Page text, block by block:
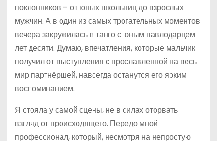
поклонников – от юных школьниц до взрослых
мужчин. А в один из самых трогательных моментов
вечера закружилась в танго с юным павлодарцем
лет десяти. Думаю, впечатления, которые мальчик
получил от выступления с прославленной на весь
мир партнёршей, навсегда останутся его ярким
воспоминанием.
Я стояла у самой сцены, не в силах оторвать
взгляд от происходящего. Передо мной
профессионал, который, несмотря на непростую